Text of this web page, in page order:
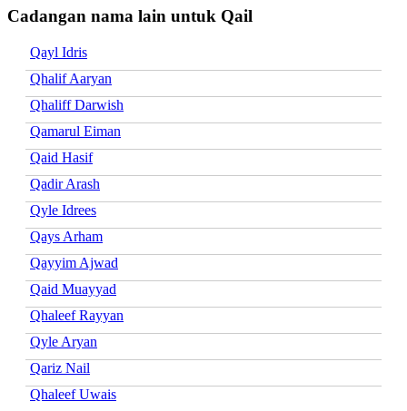
Cadangan nama lain untuk Qail
Qayl Idris
Qhalif Aaryan
Qhaliff Darwish
Qamarul Eiman
Qaid Hasif
Qadir Arash
Qyle Idrees
Qays Arham
Qayyim Ajwad
Qaid Muayyad
Qhaleef Rayyan
Qyle Aryan
Qariz Nail
Qhaleef Uwais